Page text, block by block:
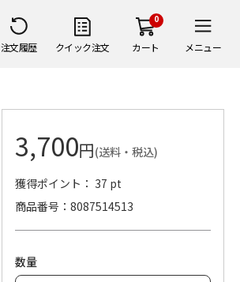
注文履歴 クイック注文
0
カート メニュー
3,700円(送料・税込)
獲得ポイント： 37 pt
商品番号
8087514513
数量